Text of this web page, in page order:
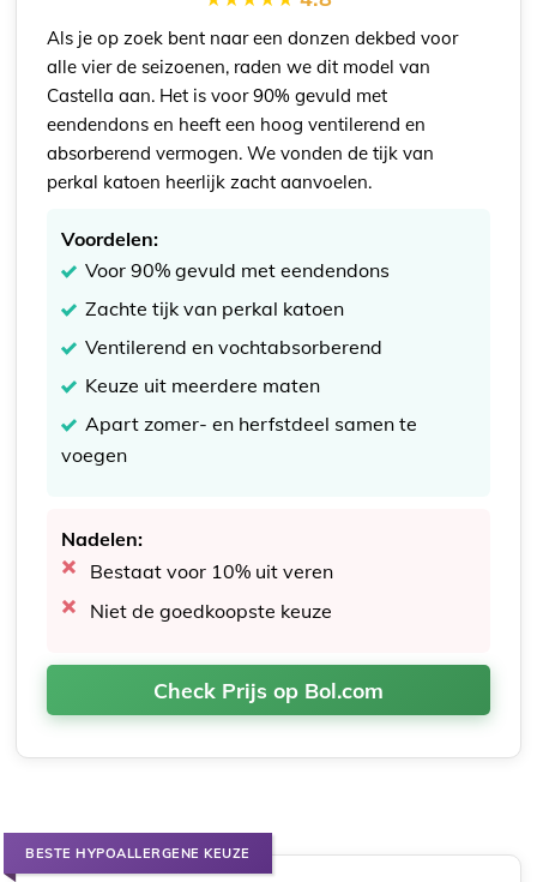
Als je op zoek bent naar een donzen dekbed voor
alle vier de seizoenen, raden we dit model van
Castella aan. Het is voor 90% gevuld met
eendendons en heeft een hoog ventilerend en
absorberend vermogen. We vonden de tijk van
perkal katoen heerlijk zacht aanvoelen.
Voordelen:
Voor 90% gevuld met eendendons
Zachte tijk van perkal katoen
Ventilerend en vochtabsorberend
Keuze uit meerdere maten
Apart zomer- en herfstdeel samen te
voegen
Nadelen:
Bestaat voor 10% uit veren
Niet de goedkoopste keuze
Check Prijs op Bol.com
BESTE HYPOALLERGENE KEUZE